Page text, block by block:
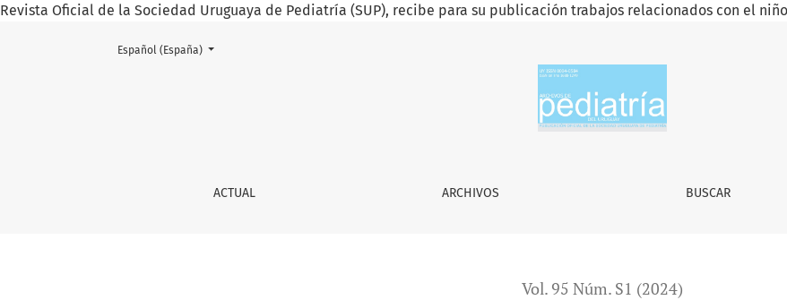
Revista Oficial de la Sociedad Uruguaya de Pediatría (SUP), recibe para su publicación trabajos relacionados con el
Incorporación a nivel nacional de tecnología no invasiva para valoración del dolor y/o disconfort
ACTUAL ARCHIVOS BUSCAR
Cambiar el idioma. El actual es:
Español (España)
Vol. 95 Núm. S1 (2024)